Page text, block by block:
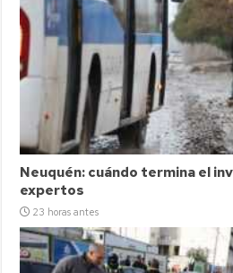
Neuquén: cuándo termina el
expertos
23 horas antes